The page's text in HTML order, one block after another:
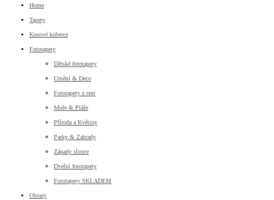
Home
Tapety
Kusové koberce
Fototapety
Dětské fototapety
Umění & Deco
Fototapety z cest
Moře & Pláže
Příroda a Květiny
Parky & Zahrady
Západy slunce
Dveřní fototapety
Fototapety SKLADEM
Obrazy